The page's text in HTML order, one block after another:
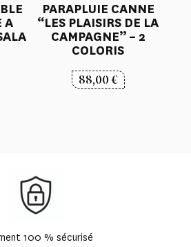
A
PARAPLUIE CANNE
“LES PLAISIRS DE LA
CAMPAGNE” – 2
COLORIS
88,00€
100 % sécurisé